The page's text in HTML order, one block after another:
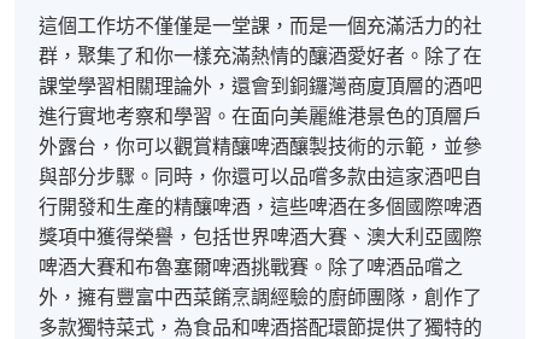
這個工作坊不僅僅是一堂課，而是一個充滿活力的社
群，聚集了和你一樣充滿熱情的釀酒愛好者。除了在
課堂學習相關理論外，還會到銅鑼灣商廈頂層的酒吧
進行實地考察和學習。在面向美麗維港景色的頂層戶
外露台，你可以觀賞精釀啤酒釀製技術的示範，並參
與部分步驟。同時，你還可以品嚐多款由這家酒吧自
行開發和生產的精釀啤酒，這些啤酒在多個國際啤酒
獎項中獲得榮譽，包括世界啤酒大賽、澳大利亞國際
啤酒大賽和布魯塞爾啤酒挑戰賽。除了啤酒品嚐之
外，擁有豐富中西菜餚烹調經驗的廚師團隊，創作了
多款獨特菜式，為食品和啤酒搭配環節提供了獨特的